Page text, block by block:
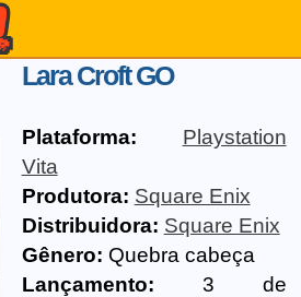
Lara Croft GO
Plataforma:
Playstation
Vita
Produtora: Square Enix
Distribuidora: Square Enix
Gênero: Quebra cabeça
Lançamento: 3 de